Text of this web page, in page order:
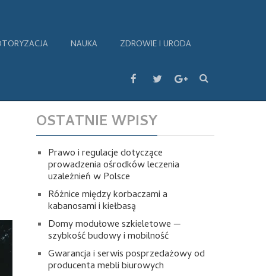
NAUKA
ZDROWIE I URODA
OSTATNIE WPISY
Prawo i regulacje dotyczące
prowadzenia ośrodków leczenia
uzależnień w Polsce
Różnice między korbaczami a
kabanosami i kiełbasą
Domy modułowe szkieletowe —
szybkość budowy i mobilność
Gwarancja i serwis posprzedażowy od
producenta mebli biurowych